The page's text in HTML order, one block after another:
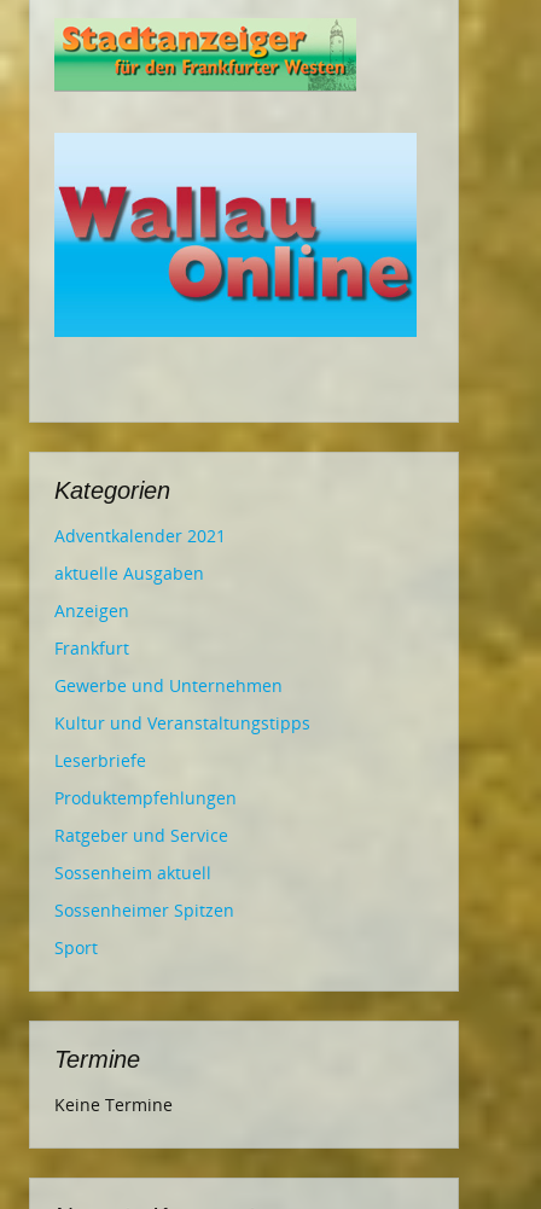
Kategorien
Adventkalender 2021
aktuelle Ausgaben
Anzeigen
Frankfurt
Gewerbe und Unternehmen
Kultur und Veranstaltungstipps
Leserbriefe
Produktempfehlungen
Ratgeber und Service
Sossenheim aktuell
Sossenheimer Spitzen
Sport
Termine
Keine Termine